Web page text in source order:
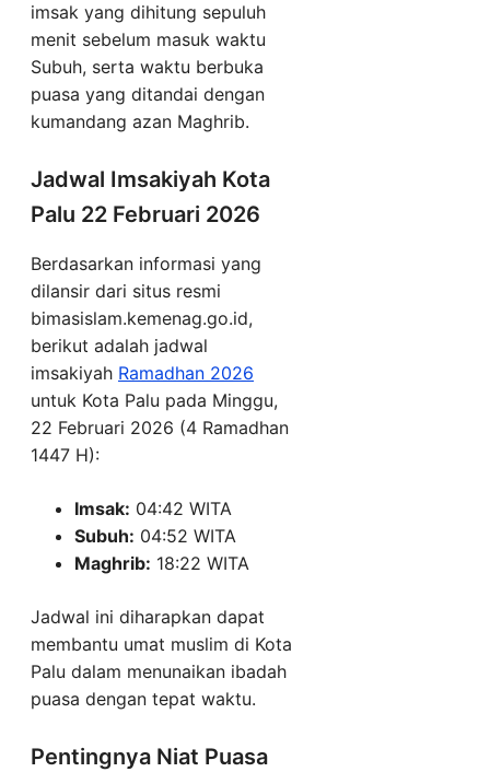
imsak yang dihitung sepuluh
menit sebelum masuk waktu
Subuh, serta waktu berbuka
puasa yang ditandai dengan
kumandang azan Maghrib.
Jadwal Imsakiyah Kota
Palu 22 Februari 2026
Berdasarkan informasi yang
dilansir dari situs resmi
bimasislam.kemenag.go.id,
berikut adalah jadwal
imsakiyah Ramadhan 2026
untuk Kota Palu pada Minggu,
22 Februari 2026 (4 Ramadhan
1447 H):
Imsak: 04:42 WITA
Subuh: 04:52 WITA
Maghrib: 18:22 WITA
Jadwal ini diharapkan dapat
membantu umat muslim di Kota
Palu dalam menunaikan ibadah
puasa dengan tepat waktu.
Pentingnya Niat Puasa